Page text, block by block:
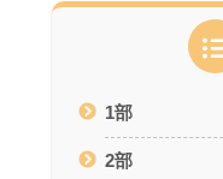
1部
2部